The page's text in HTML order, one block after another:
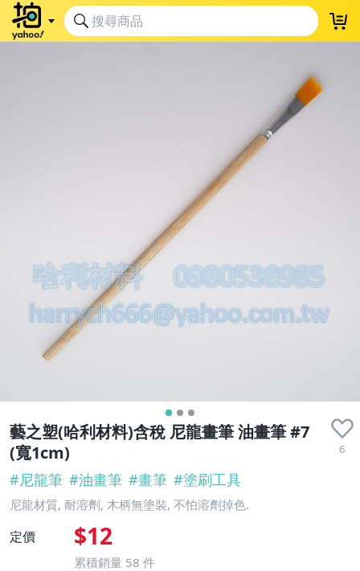
藝之塑(哈利材料)含稅 尼龍畫筆 油畫筆 #7
(寬1cm)
6
#尼龍筆 #油畫筆 #畫筆 #塗刷工具
尼龍材質, 耐溶劑, 木柄無塗裝, 不怕溶劑掉色.
定價 $12
累積銷量 58 件